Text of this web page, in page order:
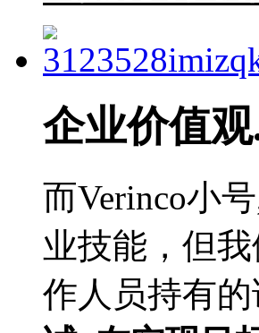
企业价值观
而Verinco小
业技能，但
作人员持有